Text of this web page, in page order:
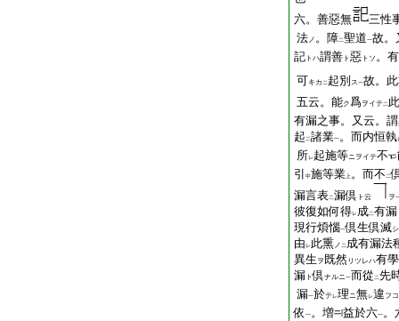
六。善惡無
三性
法ノ 。障二聖道一故。
記 トハ謂善 ト 惡 トソ 。有
可キカ 二 起別 ス一故。
五云。能ク爲ヲイテ二 此
有漏之事。又云。
起 二諸業一。而内恒執
所レ起施等ニヲイテ不
引
中施等業 上 。而不 二
漏言表二漏倶 ト云 ヲ
彼復如何得レ成二有漏
現行煩惱一倶生倶滅
由 レ此熏ノ 二 成有漏法
異生 ヲ 既然 リツレハ有學
漏 ト倶ナルニ一而從 二先
漏一於テレ理ニ無レ違 フ
依 一。増 益於六一。